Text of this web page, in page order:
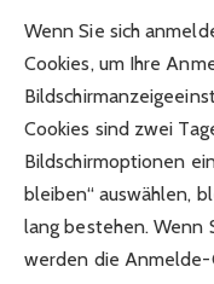
Wenn Sie sich
Cookies, um Ihre
Cookies sind zwei
Bildschirmoptionen
bleiben“ auswählen,
lang bestehen. Wenn
werden die Anmelde-